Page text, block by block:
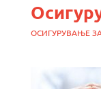
ОСИГУРУВАЊЕ